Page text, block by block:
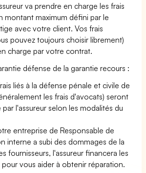
va prendre en charge les frais
montant maximum défini par le
avec votre client. Vos frais
pouvez toujours choisir librement)
charge par votre contrat.
défense de la garantie recours :
liés à la défense pénale et civile de
les frais d'avocats) seront
l'assureur selon les modalités du
entreprise de Responsable de
interne a subi des dommages de la
fournisseurs, l'assureur financera les
pour vous aider à obtenir réparation.